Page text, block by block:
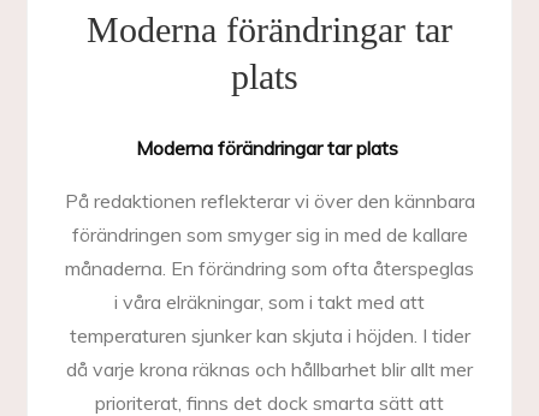
Moderna förändringar tar
plats
Moderna förändringar tar plats
På redaktionen reflekterar vi över den kännbara
förändringen som smyger sig in med de kallare
månaderna. En förändring som ofta återspeglas
i våra elräkningar, som i takt med att
temperaturen sjunker kan skjuta i höjden. I tider
då varje krona räknas och hållbarhet blir allt mer
prioriterat, finns det dock smarta sätt att